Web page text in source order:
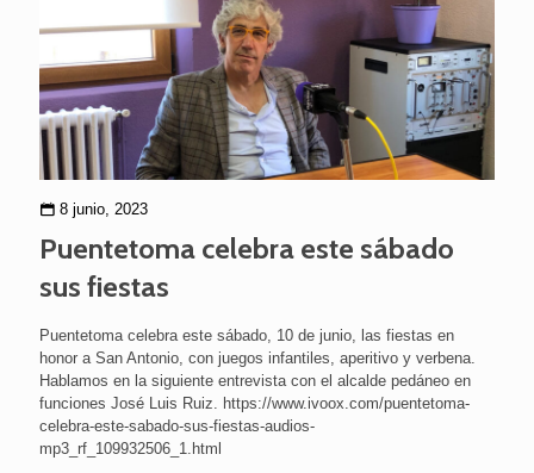
8 junio, 2023
Puentetoma celebra este sábado
sus fiestas
Puentetoma celebra este sábado, 10 de junio, las fiestas en
honor a San Antonio, con juegos infantiles, aperitivo y verbena.
Hablamos en la siguiente entrevista con el alcalde pedáneo en
funciones José Luis Ruiz. https://www.ivoox.com/puentetoma-
celebra-este-sabado-sus-fiestas-audios-
mp3_rf_109932506_1.html